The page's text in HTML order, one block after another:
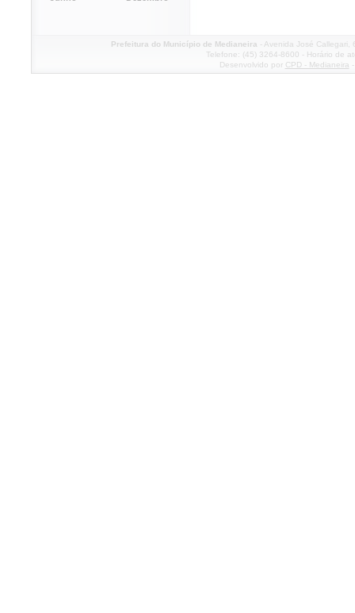
Prefeitura do Município de Medianeira - Avenida José
Telefone: (45) 3264-8600 - Horário de
Desenvolvido por CPD - Medianeira